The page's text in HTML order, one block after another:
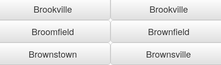
Brookville
Brookville
Broomfield
Brownfield
Brownstown
Brownsville